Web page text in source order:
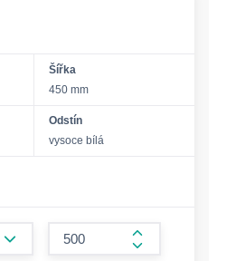
Šířka
450 mm
Odstín
vysoce bílá
form.increase-